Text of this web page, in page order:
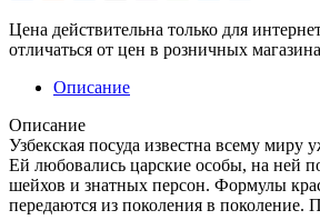
Цена действительна только для
отличаться от цен в розничных
Описание
Описание
Узбекская посуда известна всему миру
Ей любовались царские особы, на ней
шейхов и знатных персон. Формулы
передаются из поколения в поколение.